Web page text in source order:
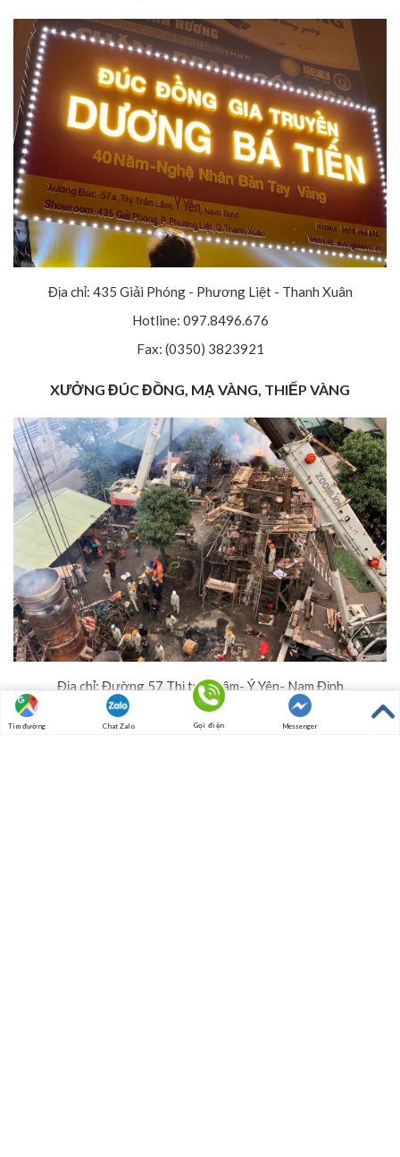
Địa chỉ: 435 Giải Phóng - Phương Liệt - Thanh Xuân
Hotline: 097.8496.676
Fax: (0350) 3823921
XƯỞNG ĐÚC ĐỒNG, MẠ VÀNG, THIẾP VÀNG
Địa chỉ: Đường 57 Thị trấn Lâm- Ý Yên- Nam Định
Hotline: 097.8496.676
Tìm đường Chat Zalo Gọi điện Messenger